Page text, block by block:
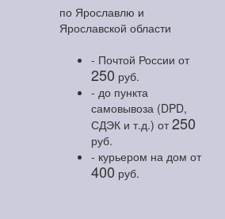
по Ярославлю и
Ярославской области
- Почтой России от
250 руб.
- до пункта
самовывоза (DPD,
СДЭК и т.д.) от250
руб.
- курьером на дом от
400 руб.